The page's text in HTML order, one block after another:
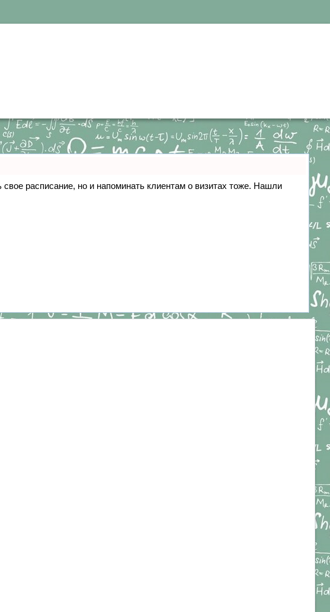
расписание, но и напоминать клиентам о визитах тоже. Нашли